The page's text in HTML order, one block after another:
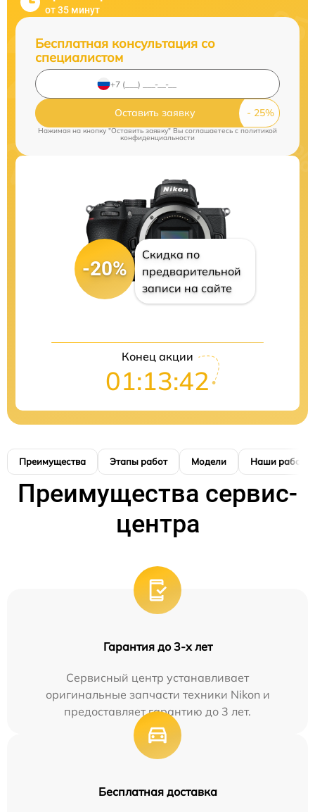
от 35 минут
Бесплатная консультация со
специалистом
Оставить заявку
Нажимая на кнопку "Оставить заявку" Вы соглашаетесь cполитикой
конфиденциальности
-20%
Скидка по
предварительной
записи на сайте
Конец акции
01:13:41
Преимущества Этапы работ Модели Наши работы
Преимущества сервис-
центра
Гарантия до 3-х лет
Сервисный центр устанавливает
оригинальные запчасти техники Nikon и
предоставляет гарантию до 3 лет.
Бесплатная доставка